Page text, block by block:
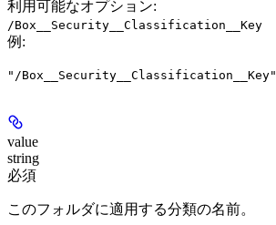
利用可能なオプション:
/Box__Security__Classification__Key
例 :
"/Box__Security__Classification__Key"
value
string
必須
このフォルダに適用する分類の名前。